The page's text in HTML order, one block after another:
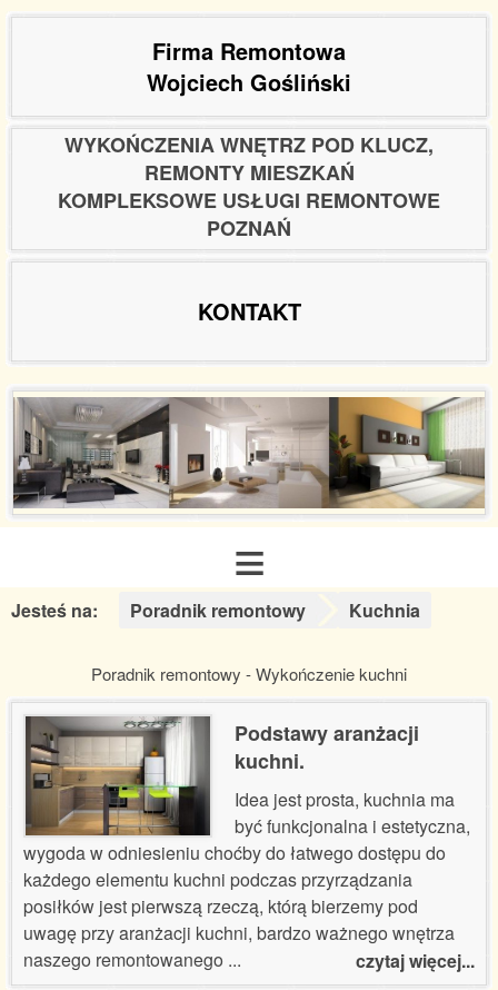
Firma Remontowa
Wojciech Gośliński
WYKOŃCZENIA WNĘTRZ POD KLUCZ,
REMONTY MIESZKAŃ
KOMPLEKSOWE USŁUGI REMONTOWE
POZNAŃ
KONTAKT
Strona główna
O nas
Zakres usług
Galeria realizacji
Aranżacje inspiracje
Poradnik remontowy
≡
Jesteś na: Poradnik remontowy Kuchnia
Poradnik remontowy - Wykończenie kuchni
Podstawy aranżacji
kuchni.
Idea jest prosta, kuchnia ma
być funkcjonalna i estetyczna,
wygoda w odniesieniu choćby do łatwego dostępu do
każdego elementu kuchni podczas przyrządzania
posiłków jest pierwszą rzeczą, którą bierzemy pod
uwagę przy aranżacji kuchni, bardzo ważnego wnętrza
naszego remontowanego ... czytaj więcej...